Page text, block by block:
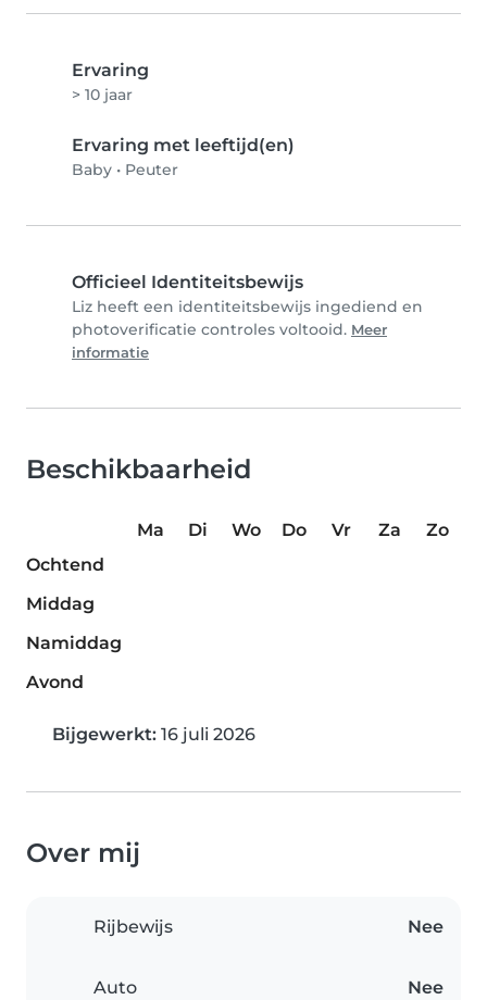
Ervaring
> 10 jaar
Ervaring met leeftijd(en)
Baby • Peuter
Officieel Identiteitsbewijs
Liz heeft een identiteitsbewijs ingediend en
photoverificatie controles voltooid. Meer
informatie
Beschikbaarheid
Ma Di Wo Do Vr Za
Zo
Ochtend
Middag
Namiddag
Avond
Bijgewerkt: 16 juli 2026
Over mij
Rijbewijs Nee
Auto Nee